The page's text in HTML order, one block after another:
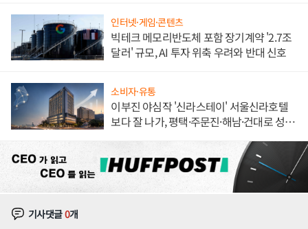
인터넷·게임·콘텐츠
빅테크 메모리반도체 포함 장기계약 '2.7조
달러' 규모, AI 투자 위축 우려와 반대 신호
소비자·유통
이부진 야심작 '신라스테이' 서울신라호텔
보다 잘 나가, 평택·주문진·해남·건대로 성
기사댓글0개